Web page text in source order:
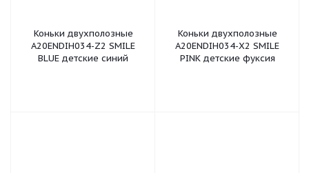
Коньки двухполозные
A20ENDIH034-Z2 SMILE
BLUE детские синий
Коньки двухполозные
A20ENDIH034-X2 SMILE
PINK детские фуксия